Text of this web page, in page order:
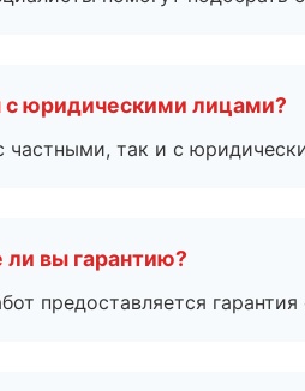
с юридическими лицами?
частными, так и с
вы гарантию?
предоставляется